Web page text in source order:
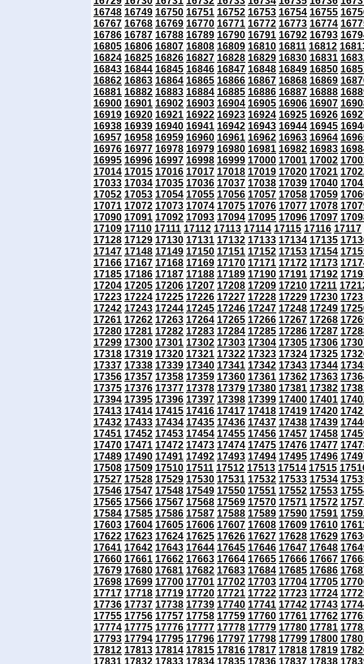
16748 16749 16750 16751 16752 16753 16754 16755
16767 16768 16769 16770 16771 16772 16773 16774
16786 16787 16788 16789 16790 16791 16792 16793
16805 16806 16807 16808 16809 16810 16811 16812
16824 16825 16826 16827 16828 16829 16830 16831
16843 16844 16845 16846 16847 16848 16849 16850
16862 16863 16864 16865 16866 16867 16868 16869
16881 16882 16883 16884 16885 16886 16887 16888
16900 16901 16902 16903 16904 16905 16906 16907
16919 16920 16921 16922 16923 16924 16925 16926
16938 16939 16940 16941 16942 16943 16944 16945
16957 16958 16959 16960 16961 16962 16963 16964
16976 16977 16978 16979 16980 16981 16982 16983
16995 16996 16997 16998 16999 17000 17001 17002
17014 17015 17016 17017 17018 17019 17020 17021
17033 17034 17035 17036 17037 17038 17039 17040
17052 17053 17054 17055 17056 17057 17058 17059
17071 17072 17073 17074 17075 17076 17077 17078
17090 17091 17092 17093 17094 17095 17096 17097
17109 17110 17111 17112 17113 17114 17115 17116 17117
17128 17129 17130 17131 17132 17133 17134 17135
17147 17148 17149 17150 17151 17152 17153 17154
17166 17167 17168 17169 17170 17171 17172 17173
17185 17186 17187 17188 17189 17190 17191 17192
17204 17205 17206 17207 17208 17209 17210 17211
17223 17224 17225 17226 17227 17228 17229 17230
17242 17243 17244 17245 17246 17247 17248 17249
17261 17262 17263 17264 17265 17266 17267 17268
17280 17281 17282 17283 17284 17285 17286 17287
17299 17300 17301 17302 17303 17304 17305 17306
17318 17319 17320 17321 17322 17323 17324 17325
17337 17338 17339 17340 17341 17342 17343 17344
17356 17357 17358 17359 17360 17361 17362 17363
17375 17376 17377 17378 17379 17380 17381 17382
17394 17395 17396 17397 17398 17399 17400 17401
17413 17414 17415 17416 17417 17418 17419 17420
17432 17433 17434 17435 17436 17437 17438 17439
17451 17452 17453 17454 17455 17456 17457 17458
17470 17471 17472 17473 17474 17475 17476 17477
17489 17490 17491 17492 17493 17494 17495 17496
17508 17509 17510 17511 17512 17513 17514 17515
17527 17528 17529 17530 17531 17532 17533 17534
17546 17547 17548 17549 17550 17551 17552 17553
17565 17566 17567 17568 17569 17570 17571 17572
17584 17585 17586 17587 17588 17589 17590 17591
17603 17604 17605 17606 17607 17608 17609 17610
17622 17623 17624 17625 17626 17627 17628 17629
17641 17642 17643 17644 17645 17646 17647 17648
17660 17661 17662 17663 17664 17665 17666 17667
17679 17680 17681 17682 17683 17684 17685 17686
17698 17699 17700 17701 17702 17703 17704 17705
17717 17718 17719 17720 17721 17722 17723 17724
17736 17737 17738 17739 17740 17741 17742 17743
17755 17756 17757 17758 17759 17760 17761 17762
17774 17775 17776 17777 17778 17779 17780 17781
17793 17794 17795 17796 17797 17798 17799 17800
17812 17813 17814 17815 17816 17817 17818 17819
17831 17832 17833 17834 17835 17836 17837 17838